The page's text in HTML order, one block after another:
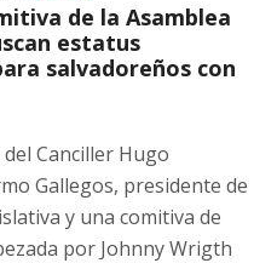
de la Asamblea
estatus
salvadoreños con
Canciller Hugo
Gallegos, presidente de
y una comitiva de
por Johnny Wrigth